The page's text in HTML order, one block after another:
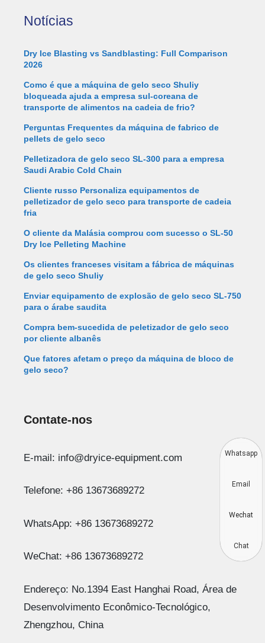
Notícias
Dry Ice Blasting vs Sandblasting: Full Comparison
2026
Como é que a máquina de gelo seco Shuliy
bloqueada ajuda a empresa sul-coreana de
transporte de alimentos na cadeia de frio?
Perguntas Frequentes da máquina de fabrico de
pellets de gelo seco
Pelletizadora de gelo seco SL-300 para a empresa
Saudi Arabic Cold Chain
Cliente russo Personaliza equipamentos de
pelletizador de gelo seco para transporte de cadeia
fria
O cliente da Malásia comprou com sucesso o SL-50
Dry Ice Pelleting Machine
Os clientes franceses visitam a fábrica de máquinas
de gelo seco Shuliy
Enviar equipamento de explosão de gelo seco SL-750
para o árabe saudita
Compra bem-sucedida de peletizador de gelo seco
por cliente albanês
Que fatores afetam o preço da máquina de bloco de
gelo seco?
Contate-nos
E-mail: info@dryice-equipment.com
Telefone: +86 13673689272
WhatsApp: +86 13673689272
WeChat: +86 13673689272
Endereço: No.1394 East Hanghai Road, Área de
Desenvolvimento Econômico-Tecnológico,
Zhengzhou, China
Whatsapp
Email
Wechat
Chat